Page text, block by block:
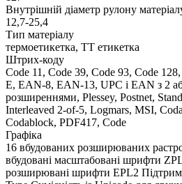
Внутрішній діаметр рулону
12,7-25,4
Тип матеріалу
термоетикетка, ТТ етикетка
Штрих-коду
Code 11, Code 39, Code 93, Code
E, EAN-8, EAN-13, UPC і EAN з 2
розширеннями, Plessey, Postnet,
Interleaved 2-of-5, Logmars, MSI,
Codablock, PDF417, Code
Графіка
16 вбудованих розширюваних
вбудовані масштабовані шрифти
розширювані шрифти EPL2